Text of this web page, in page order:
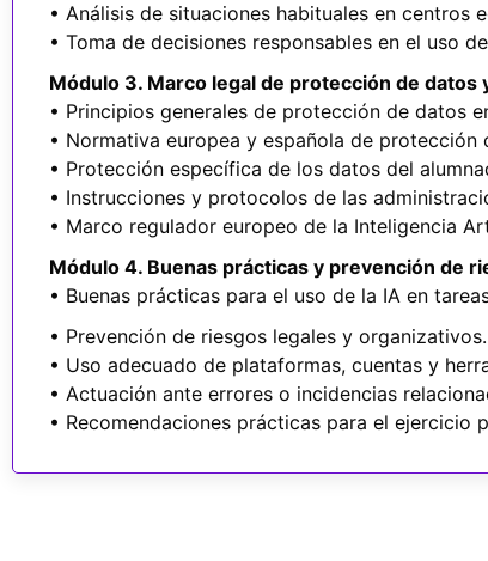
• Análisis de situaciones habituales en centros
• Toma de decisiones responsables en el uso
Módulo 3. Marco legal de protección de datos
• Principios generales de protección de datos
• Normativa europea y española de
• Protección específica de los datos del
• Instrucciones y protocolos de las
• Marco regulador europeo de la Inteligencia
Módulo 4. Buenas prácticas y prevención de
• Buenas prácticas para el uso de la IA en
• Prevención de riesgos legales y organizativos.
• Uso adecuado de plataformas, cuentas y
• Actuación ante errores o incidencias
• Recomendaciones prácticas para el ejercicio